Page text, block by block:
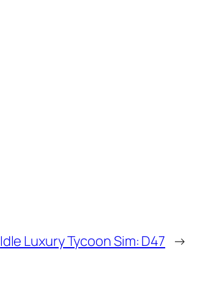
Idle Luxury Tycoon Sim: D47 →